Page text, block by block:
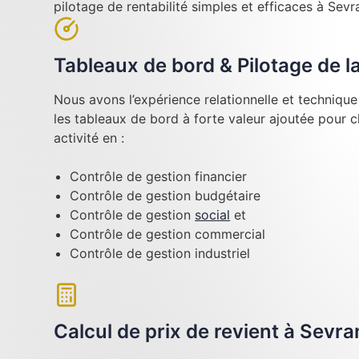
pilotage de rentabilité simples et efficaces à
Tableaux de bord & Pilotage de
Nous avons l’expérience relationnelle et
les tableaux de bord à forte valeur ajoutée pour
activité en :
Contrôle de gestion financier
Contrôle de gestion budgétaire
Contrôle de gestion social et
Contrôle de gestion commercial
Contrôle de gestion industriel
Calcul de prix de revient à